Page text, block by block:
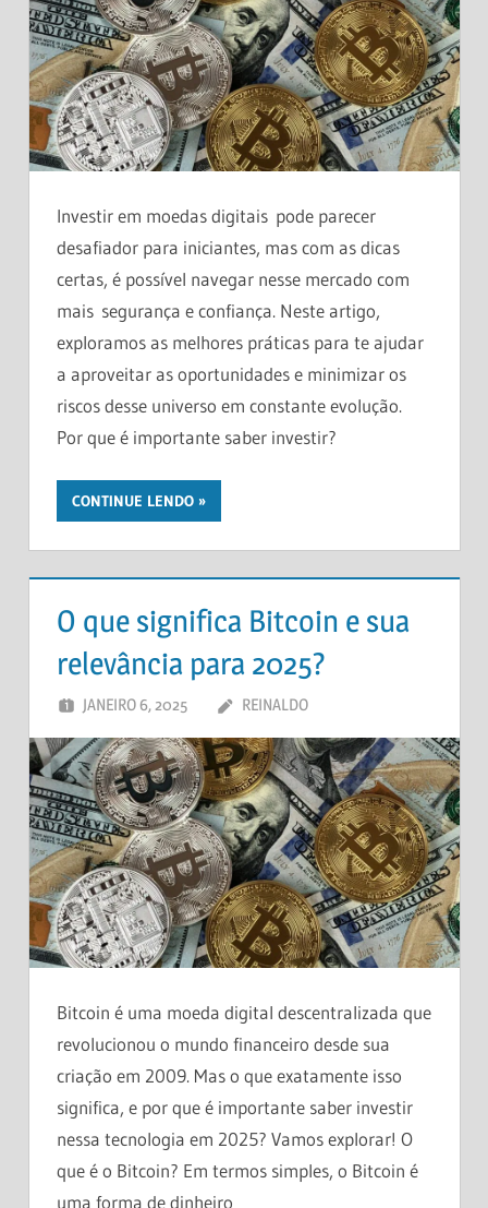
Investir em moedas digitais pode parecer
desafiador para iniciantes, mas com as dicas
certas, é possível navegar nesse mercado com
mais segurança e confiança. Neste artigo,
exploramos as melhores práticas para te ajudar
a aproveitar as oportunidades e minimizar os
riscos desse universo em constante evolução.
Por que é importante saber investir?
CONTINUE LENDO
O que significa Bitcoin e sua
relevância para 2025?
JANEIRO 6, 2025 REINALDO
COMENTÁRIO
Bitcoin é uma moeda digital descentralizada que
revolucionou o mundo financeiro desde sua
criação em 2009. Mas o que exatamente isso
significa, e por que é importante saber investir
nessa tecnologia em 2025? Vamos explorar! O
que é o Bitcoin? Em termos simples, o Bitcoin é
uma forma de dinheiro